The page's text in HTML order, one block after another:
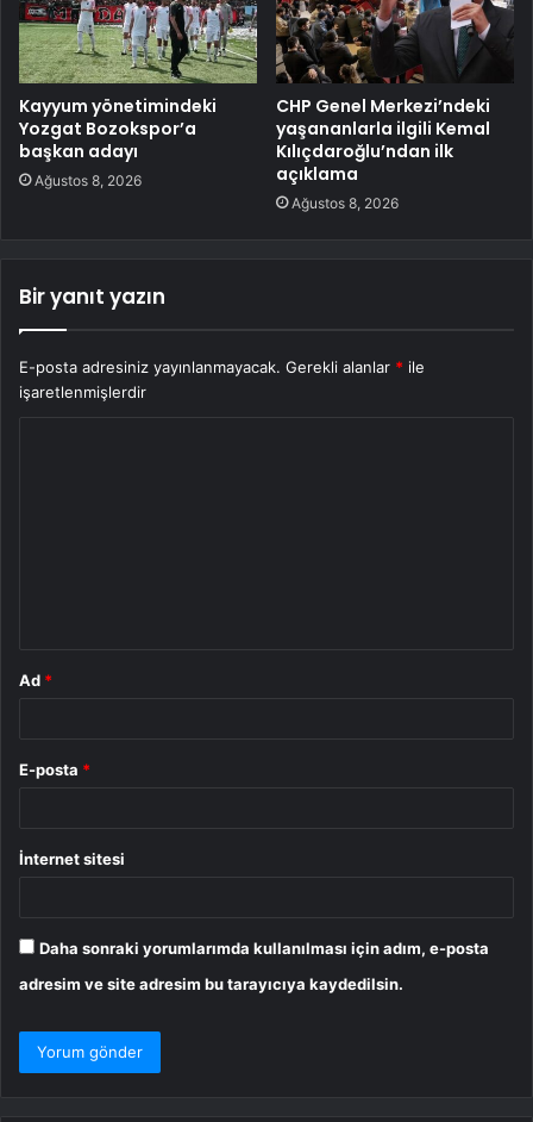
Kayyum yönetimindeki
Yozgat Bozokspor’a
başkan adayı
Ağustos 8, 2026
CHP Genel Merkezi’ndeki
yaşananlarla ilgili Kemal
Kılıçdaroğlu’ndan ilk
açıklama
Ağustos 8, 2026
Bir yanıt yazın
E-posta adresiniz yayınlanmayacak. Gerekli alanlar * ile
işaretlenmişlerdir
Ad *
E-posta *
İnternet sitesi
Daha sonraki yorumlarımda kullanılması için adım, e-posta
adresim ve site adresim bu tarayıcıya kaydedilsin.